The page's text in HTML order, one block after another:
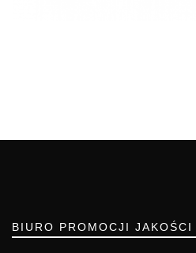
BIURO PROMOCJI JAKOŚCI